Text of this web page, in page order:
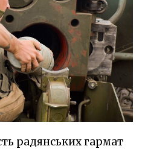
радянських гармат